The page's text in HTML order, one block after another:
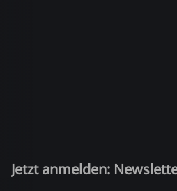
Jetzt anmelden: